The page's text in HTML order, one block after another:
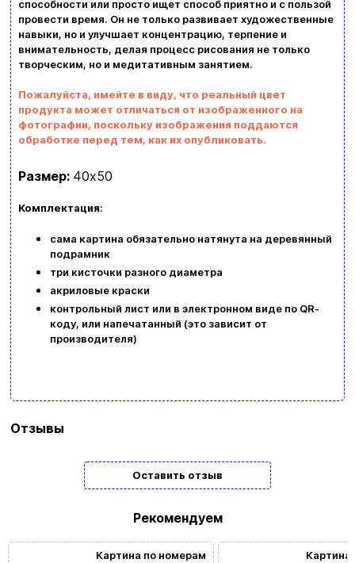
способности или просто ищет способ приятно и с пользой
провести время. Он не только развивает художественные
навыки, но и улучшает концентрацию, терпение и
внимательность, делая процесс рисования не только
творческим, но и медитативным занятием.
Пожалуйста, имейте в виду, что реальный цвет
продукта может отличаться от изображенного на
фотографии, поскольку изображения поддаются
обработке перед тем, как их опубликовать.
Размер: 40х50
Комплектация:
сама картина обязательно натянута на деревянный
подрамник
три кисточки разного диаметра
акриловые краски
контрольный лист или в электронном виде по QR-
коду, или напечатанный (это зависит от
производителя)
Отзывы
Оставить отзыв
Рекомендуем
Картина по номерам
Картина
+380996393746
+380634324164
Заказать звонок
kubix.boardgames@gmail.com
интересное